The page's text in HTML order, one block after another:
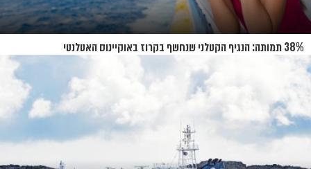
38% תמותה: הנגיף הקטלני שנחשף בקרוז באוקיינוס האטלנטי